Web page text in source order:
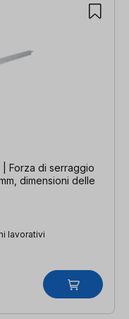
Forza di serraggio
dimensioni delle
lavorativi